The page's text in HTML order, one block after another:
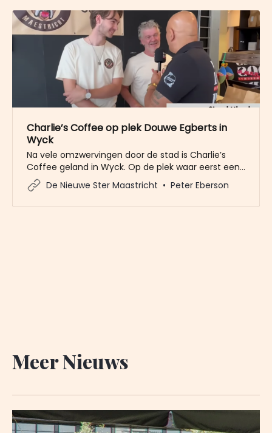
Charlie’s Coffee op plek Douwe Egberts in
Wyck
Na vele omzwervingen door de stad is Charlie’s
Coffee geland in Wyck. Op de plek waar eerst een
Douwe Egberts koffiezaak zat, pal tegenover het
station, gaat Charles Ubachs zijn eigen gebrande
De Nieuwe Ster Maastricht Peter Eberson
Meer Nieuws